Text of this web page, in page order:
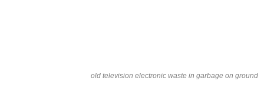
old television electronic waste in garbage on ground